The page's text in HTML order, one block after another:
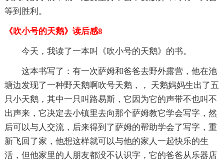
等到胜利。
《吹小号的天鹅》读后感8
今天，我读了一本叫《吹小号的天鹅》的书。
这本书写了：有一次萨姆和爸爸去野外露营，他在池
塘边发现了一种野天鹅啊吹号天鹅，， 天鹅妈妈生出了五
只小天鹅，其中一只叫路易斯，它因为它的声带不也叫不
出声来，它决定去小镇里去向那个萨姆教它学会写字，然
后可以与人交流，后来得到了萨姆的帮助学会了写字，重
新飞回了家，他想这样就可以与他的家人一起快乐的生
活，但他家里的人朋友都没不认识字，它的爸爸从乐器店